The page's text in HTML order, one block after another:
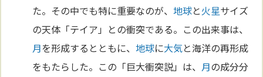
た。その中でも特に重要なのが、地球と火星サイズ
の天体「テイア」との衝突である。この出来事は、
月を形成するとともに、地球に大気と海洋の再形成
をもたらした。この「巨大衝突説」は、 月の成分分